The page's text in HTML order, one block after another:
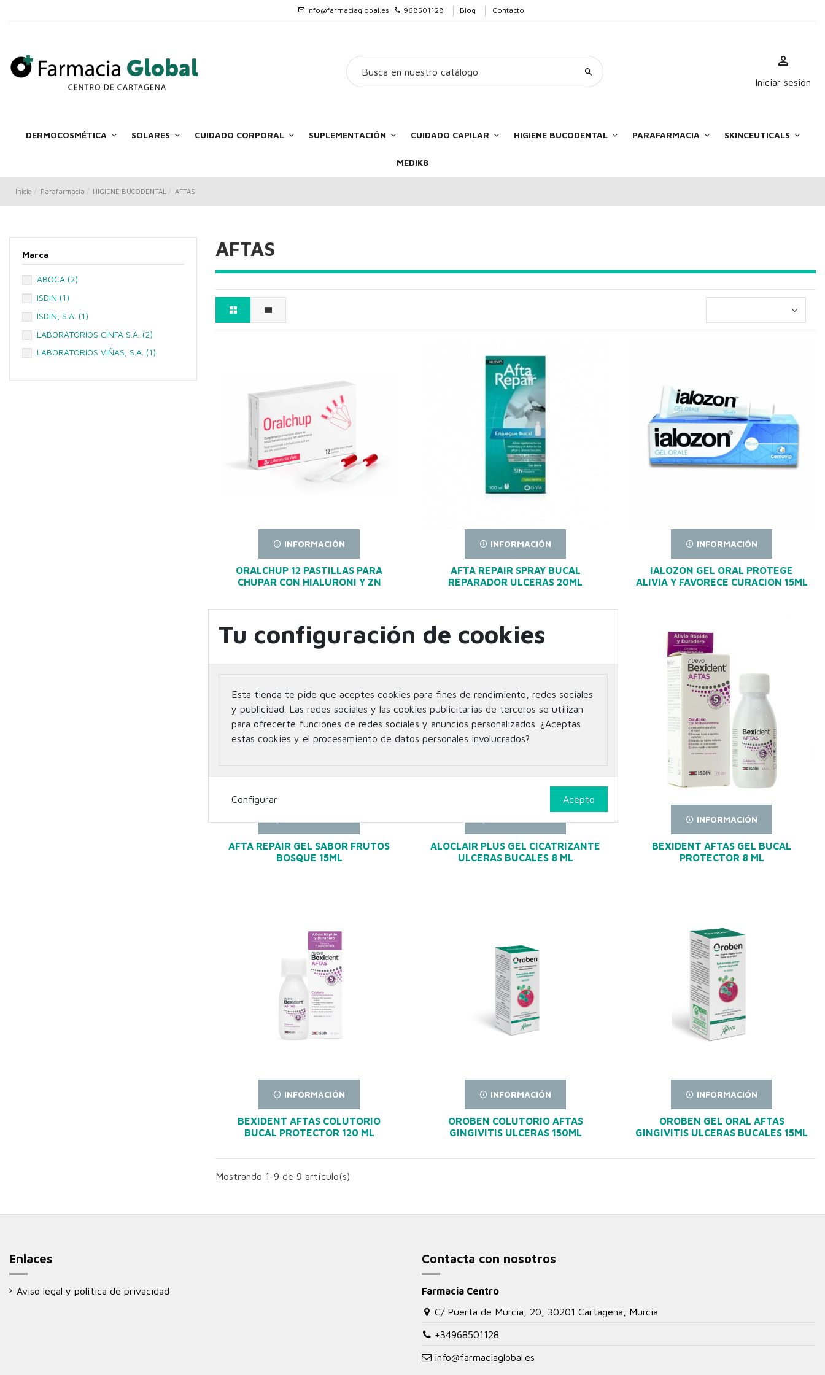
info@farmaciaglobal.es 968501128 Blog Contacto
Iniciar sesión
DERMOCOSMÉTICA SOLARES CUIDADO CORPORAL SUPLEMENTACIÓN CUIDADO CAPILAR HIGIENE BUCODENTAL PARAFARMACIA SKINCEUTICALS
MEDIK8
Inicio Parafarmacia HIGIENE BUCODENTAL AFTAS
AFTAS
INFORMACIÓN
ORALCHUP 12 PASTILLAS PARA
CHUPAR CON HIALURONI Y ZN
INFORMACIÓN
AFTA REPAIR SPRAY BUCAL
REPARADOR ULCERAS 20ML
INFORMACIÓN
IALOZON GEL ORAL PROTEGE
ALIVIA Y FAVORECE CURACION 15ML
AFTA REPAIR GEL SABOR FRUTOS
BOSQUE 15ML
ALOCLAIR PLUS GEL CICATRIZANTE
ULCERAS BUCALES 8 ML
INFORMACIÓN
BEXIDENT AFTAS GEL BUCAL
PROTECTOR 8 ML
INFORMACIÓN
BEXIDENT AFTAS COLUTORIO
BUCAL PROTECTOR 120 ML
INFORMACIÓN
OROBEN COLUTORIO AFTAS
GINGIVITIS ULCERAS 150ML
INFORMACIÓN
OROBEN GEL ORAL AFTAS
GINGIVITIS ULCERAS BUCALES 15ML
Mostrando 1-9 de 9 artículo(s)
Marca
ABOCA (2)
ISDIN (1)
ISDIN, S.A. (1)
LABORATORIOS CINFA S.A. (2)
LABORATORIOS VIÑAS, S.A. (1)
Enlaces
Aviso legal y política de privacidad
Contacta con nosotros
Farmacia Centro
C/ Puerta de Murcia, 20, 30201 Cartagena, Murcia
+34968501128
info@farmaciaglobal.es
Tu configuración de cookies
Esta tienda te pide que aceptes cookies para fines de rendimiento, redes sociales
y publicidad. Las redes sociales y las cookies publicitarias de terceros se utilizan
para ofrecerte funciones de redes sociales y anuncios personalizados. ¿Aceptas
estas cookies y el procesamiento de datos personales involucrados?